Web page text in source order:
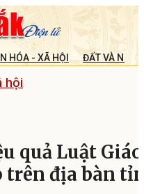
HÓA - XÃ HỘI ĐẤT VÀ
hội
quả Luật Giáo
trên địa bàn